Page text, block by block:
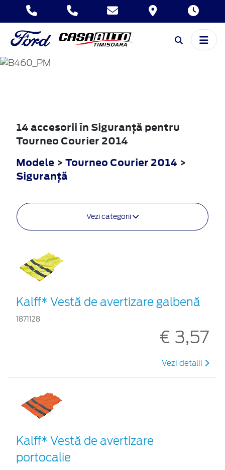
TOURNEO
COURIER
14 accesorii în Siguranţă pentru
Tourneo Courier 2014
Modele > Tourneo Courier 2014 >
Siguranţă
Vezi categorii
Kalff* Vestă de avertizare galbenă
1871128
€ 3,57
Vezi detalii
Kalff* Vestă de avertizare
portocalie